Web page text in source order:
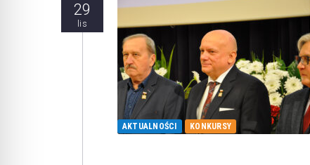
29
lis
AKTUALNOŚCI KONKURSY